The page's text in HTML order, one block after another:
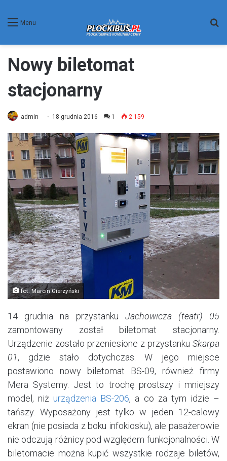
Menu
Nowy biletomat
stacjonarny
admin 18 grudnia 2016 1 2 159
fot. Marcin Gierzyński
14 grudnia na przystanku Jachowicza (teatr) 05
zamontowany został biletomat stacjonarny.
Urządzenie zostało przeniesione z przystanku Skarpa
01, gdzie stało dotychczas. W jego miejsce
postawiono nowy biletomat BS-09, również firmy
Mera Systemy. Jest to trochę prostszy i mniejszy
model, niż urządzenia BS-206, a co za tym idzie –
tańszy. Wyposażony jest tylko w jeden 12-calowy
ekran (nie posiada z boku infokiosku), ale pasażerowie
nie odczują różnicy pod względem funkcjonalności. W
biletomacie można kupić wszystkie rodzaje biletów,